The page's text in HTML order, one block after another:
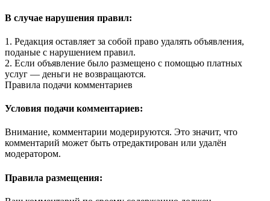
В случае нарушения правил:
1. Редакция оставляет за собой право удалять объявления,
поданые с нарушением правил.
2. Если объявление было размещено с помощью платных
услуг — деньги не возвращаются.
Правила подачи комментариев
Условия подачи комментариев:
Внимание, комментарии модерируются. Это значит, что
комментарий может быть отредактирован или удалён
модератором.
Правила размещения: